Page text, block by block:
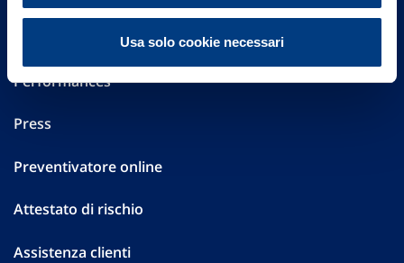
Usa solo cookie necessari
Performances
Press
Preventivatore online
Attestato di rischio
Assistenza clienti